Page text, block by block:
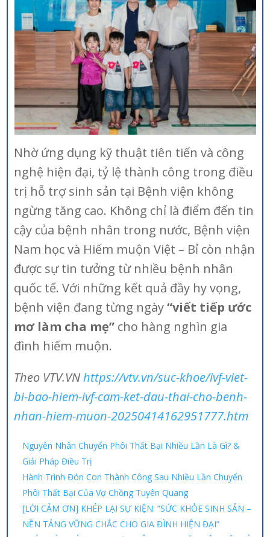
Nhờ ứng dụng kỹ thuật tiên tiến và công
nghệ hiện đại, tỷ lệ thành công trong điều
trị hỗ trợ sinh sản tại Bệnh viện không
ngừng tăng cao. Không chỉ là điểm đến tin
cậy của bệnh nhân trong nước, Bệnh viện
Nam học và Hiếm muộn Việt – Bỉ còn nhận
được sự tin tưởng từ nhiều bệnh nhân
quốc tế. Với những kết quả đầy hy vọng,
bệnh viện đang từng ngày“viết tiếp ước
mơ làm cha mẹ” cho hàng nghìn gia
đình hiếm muộn.
Theo VTV.VNhttps://vtv.vn/suc-khoe/ivf-viet-
bi-bao-hiem-ivf-cam-ket-dau-thai-cho-benh-
nhan-hiem-muon-20250414162951777.htm
Nguyên Nhân Chuyển Phôi Thất Bại Nhiều Lần Là Gì? &
Giải Pháp Điều Trị
Hành Trình Đón Con Thành Công Sau Nhiều Lần Chuyển
Phôi Thất Bại Của Vợ Chồng Tuyên Quang
[LỜI CẢM ƠN] KHÉP LẠI SỰ KIỆN: “SỨC KHỎE SINH SẢN –
NỀN TẢNG VỮNG CHẮC CHO GIA ĐÌNH HIỆN ĐẠI”